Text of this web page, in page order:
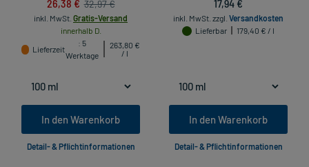
26,38 € 32,97 €
inkl. MwSt. Gratis-Versand
innerhalb D.
Lieferzeit
: 5
Werktage
263,80 €
/ l
In den Warenkorb
Detail- & Pflichtinformationen
17,94 €
inkl. MwSt. zzgl. Versandkosten
Lieferbar
179,40 € / l
In den Warenkorb
Detail- & Pflichtinformationen